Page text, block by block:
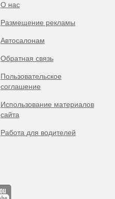
О нас
Размещение рекламы
Автосалонам
Обратная связь
Пользовательское
соглашение
Использование материалов
сайта
Работа для водителей